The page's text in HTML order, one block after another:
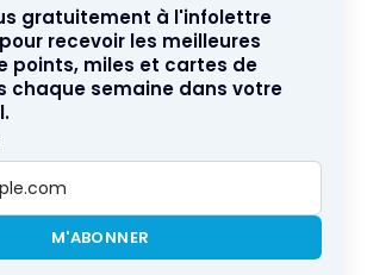
gratuitement à l'infolettre
recevoir les meilleures
points, miles et cartes de
chaque semaine dans votre
M'ABONNER